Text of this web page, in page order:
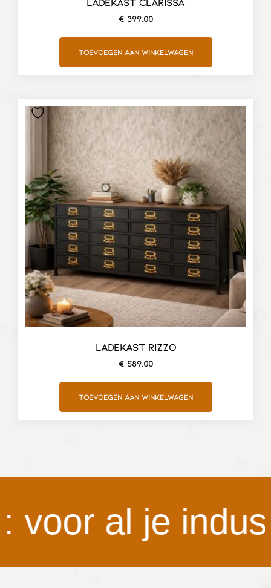
€399,00
Toevoegen aan winkelwagen
LADEKAST RIZZO
€589,00
Toevoegen aan winkelwagen
al je